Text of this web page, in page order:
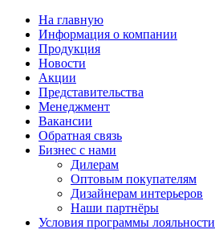
На главную
Информация о компании
Продукция
Новости
Акции
Представительства
Менеджмент
Вакансии
Обратная связь
Бизнес с нами
Дилерам
Оптовым покупателям
Дизайнерам интерьеров
Наши партнёры
Условия программы лояльности